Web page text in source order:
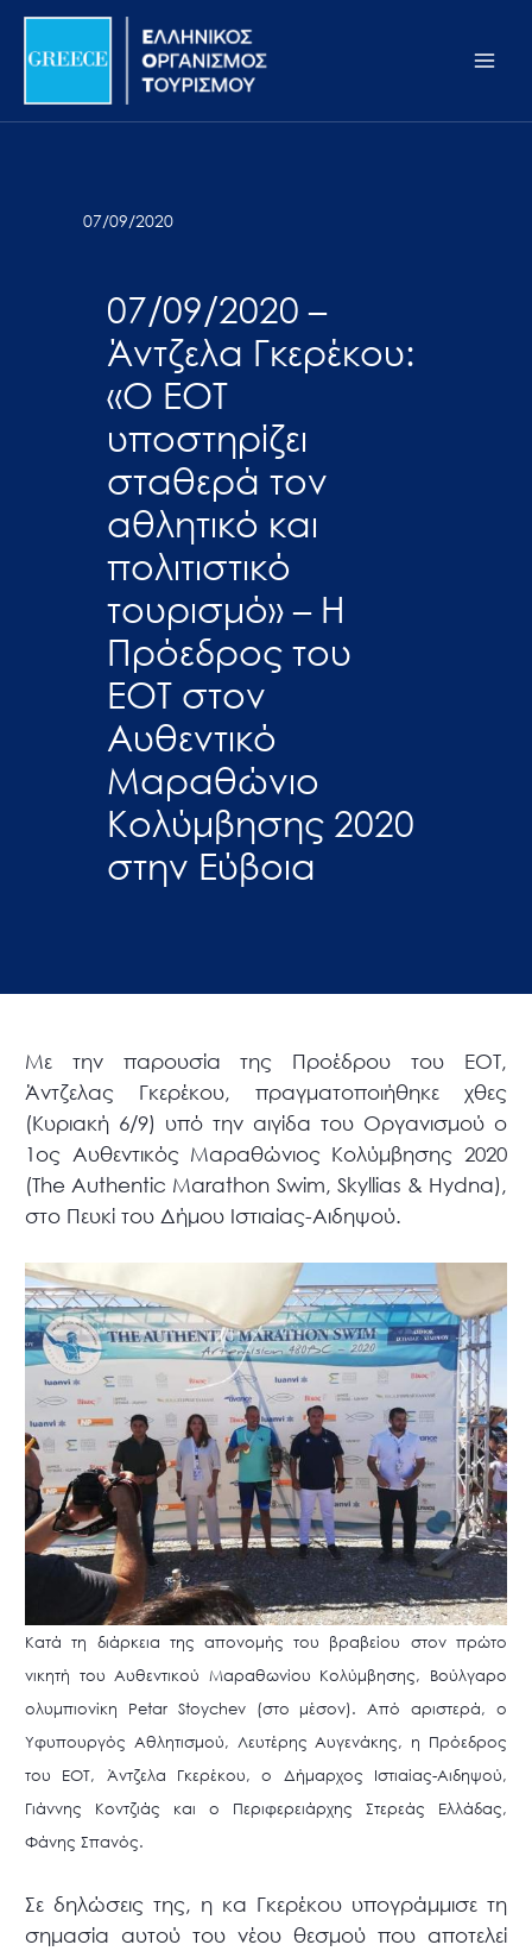
Σημείωση:
ιστότοπος
προσβασιμότητας.
Μετάβαση
περιεχόμενο
07/09/2020
07/09/2020 –
Άντζελα Γκερέκου:
«Ο ΕΟΤ
υποστηρίζει
σταθερά τον
αθλητικό και
πολιτιστικό
τουρισμό» – Η
Πρόεδρος του
ΕΟΤ στον
Αυθεντικό
Μαραθώνιο
Κολύμβησης 2020
στην Εύβοια
Με την παρουσία της Προέδρου του ΕΟΤ,
Άντζελας Γκερέκου, πραγματοποιήθηκε χθες
(Κυριακή 6/9) υπό την αιγίδα του Οργανισμού ο
1ος Αυθεντικός Μαραθώνιος Κολύμβησης 2020
(The Authentic Marathon Swim, Skyllias & Hydna),
στο Πευκί του Δήμου Ιστιαίας-Αιδηψού.
Κατά τη διάρκεια της απονομής του βραβείου στον πρώτο
νικητή του Αυθεντικού Μαραθωνίου Κολύμβησης, Βούλγαρο
ολυμπιονίκη Petar Stoychev (στο μέσον). Από αριστερά, ο
Υφυπουργός Αθλητισμού, Λευτέρης Αυγενάκης, η Πρόεδρος
του ΕΟΤ, Άντζελα Γκερέκου, ο Δήμαρχος Ιστιαίας-Αιδηψού,
Γιάννης Κοντζιάς και ο Περιφερειάρχης Στερεάς Ελλάδας,
Φάνης Σπανός.
Σε δηλώσεις της, η κα Γκερέκου υπογράμμισε τη
σημασία αυτού του νέου θεσμού που αποτελεί